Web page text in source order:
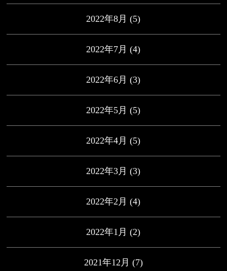
2022年8月 (5)
2022年7月 (4)
2022年6月 (3)
2022年5月 (5)
2022年4月 (5)
2022年3月 (3)
2022年2月 (4)
2022年1月 (2)
2021年12月 (7)